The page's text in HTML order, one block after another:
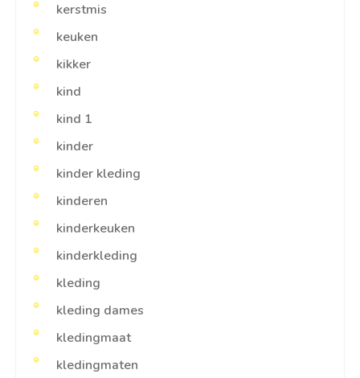
kerstmis
keuken
kikker
kind
kind 1
kinder
kinder kleding
kinderen
kinderkeuken
kinderkleding
kleding
kleding dames
kledingmaat
kledingmaten